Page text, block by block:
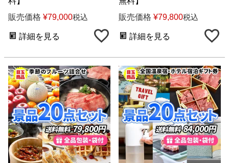
販売価格 ¥79,000税込
詳細を見る
販売価格 ¥79,800税込
詳細を見る